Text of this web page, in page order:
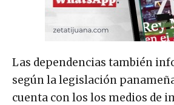
Las dependencias también
según la legislación
cuenta con los los medios de